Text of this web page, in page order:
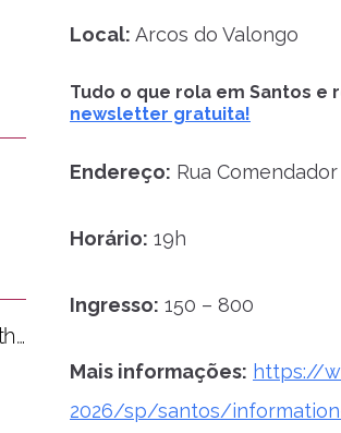
Local: Arcos do Valongo
Tudo o que rola em Santos e
newsletter gratuita!
Endereço: Rua
Horário: 19h
Ingresso: 150 – 800
Mais informações: https://
2026/sp/santos/
Candlelight: Mozart vs Beethoven